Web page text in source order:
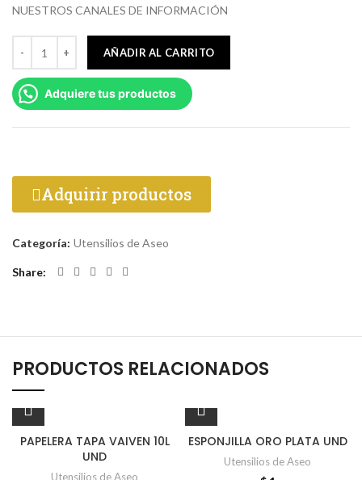
NUESTROS CANALES DE INFORMACIÓN
AÑADIR AL CARRITO
Adquiere tus productos
Adquirir productos
Categoría: Utensilios de Aseo
Share
PRODUCTOS RELACIONADOS
PAPELERA TAPA VAIVEN 10L
UND
Utensilios de Aseo
ESPONJILLA ORO PLATA UND
Utensilios de Aseo